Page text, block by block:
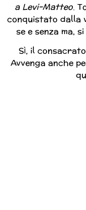
a Levi-Matteo.
conquistato dalla
se e senza ma,
Sì, il
Avvenga anche